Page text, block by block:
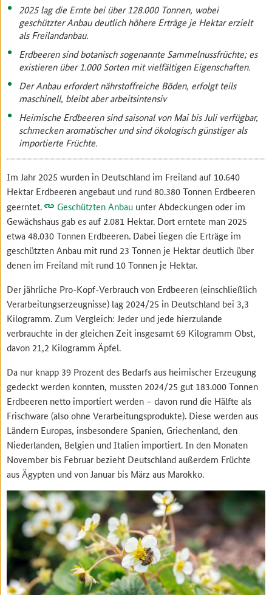
2025 lag die Ernte bei über 128.000 Tonnen, wobei
geschützter Anbau deutlich höhere Erträge je Hektar erzielt
als Freilandanbau.
Erdbeeren sind botanisch sogenannte Sammelnussfrüchte; es
existieren über 1.000 Sorten mit vielfältigen Eigenschaften.
Der Anbau erfordert nährstoffreiche Böden, erfolgt teils
maschinell, bleibt aber arbeitsintensiv
Heimische Erdbeeren sind saisonal von Mai bis Juli verfügbar,
schmecken aromatischer und sind ökologisch günstiger als
importierte Früchte.
Im Jahr 2025 wurden in Deutschland im Freiland auf 10.640
Hektar Erdbeeren angebaut und rund 80.380 Tonnen Erdbeeren
geerntet.
Geschützten Anbau unter Abdeckungen oder im
Gewächshaus gab es auf 2.081 Hektar. Dort erntete man 2025
etwa 48.030 Tonnen Erdbeeren. Dabei liegen die Erträge im
geschützten Anbau mit rund 23 Tonnen je Hektar deutlich über
denen im Freiland mit rund 10 Tonnen je Hektar.
Der jährliche Pro-Kopf-Verbrauch von Erdbeeren (einschließlich
Verarbeitungserzeugnisse) lag 2024/25 in Deutschland bei 3,3
Kilogramm. Zum Vergleich: Jeder und jede hierzulande
verbrauchte in der gleichen Zeit insgesamt 69 Kilogramm Obst,
davon 21,2 Kilogramm Äpfel.
Da nur knapp 39 Prozent des Bedarfs aus heimischer Erzeugung
gedeckt werden konnten, mussten 2024/25 gut 183.000 Tonnen
Erdbeeren netto importiert werden – davon rund die Hälfte als
Frischware (also ohne Verarbeitungsprodukte). Diese werden aus
Ländern Europas, insbesondere Spanien, Griechenland, den
Niederlanden, Belgien und Italien importiert. In den Monaten
November bis Februar bezieht Deutschland außerdem Früchte
aus Ägypten und von Januar bis März aus Marokko.